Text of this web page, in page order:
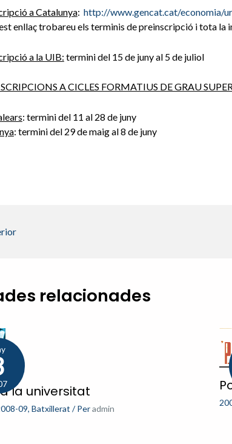
ai itt e
o
o
k
ai es m
ar
te
ix
a Catalunya: http://www.gencat.cat/economia/
enllaç trobareu els terminis de preinscripció i tota la
a la UIB: termini del 15 de juny al 5 de juliol
A CICLES FORMATIUS DE GRAU
: termini del 11 al 28 de juny
: termini del 29 de maig al 8 de juny
relacionades
la universitat
09, Batxillerat / Peradmin